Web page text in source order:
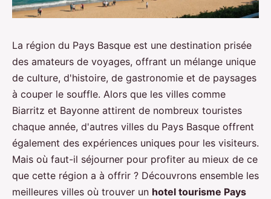
La région du Pays Basque est une destination prisée
des amateurs de voyages, offrant un mélange unique
de culture, d'histoire, de gastronomie et de paysages
à couper le souffle. Alors que les villes comme
Biarritz et Bayonne attirent de nombreux touristes
chaque année, d'autres villes du Pays Basque offrent
également des expériences uniques pour les visiteurs.
Mais où faut-il séjourner pour profiter au mieux de ce
que cette région a à offrir ? Découvrons ensemble les
meilleures villes où trouver un hotel tourisme Pays